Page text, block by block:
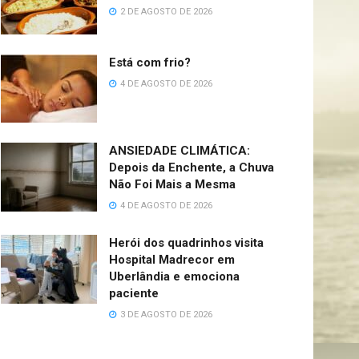
2 DE AGOSTO DE 2026
Está com frio?
4 DE AGOSTO DE 2026
ANSIEDADE CLIMÁTICA:
Depois da Enchente, a Chuva
Não Foi Mais a Mesma
4 DE AGOSTO DE 2026
Herói dos quadrinhos visita
Hospital Madrecor em
Uberlândia e emociona
paciente
3 DE AGOSTO DE 2026